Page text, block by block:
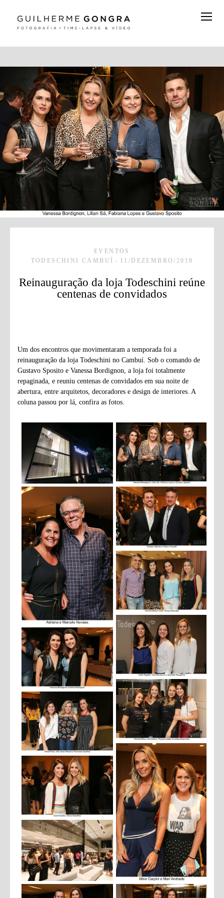
EVENTOS
TODESCHINI CAMBUÍ
11/DEZEMBRO/2018
Reinauguração da loja Todeschini reúne
centenas de convidados
Um dos encontros que movimentaram a temporada foi a
reinauguração da loja Todeschini no Cambuí. Sob o comando de
Gustavo Sposito e Vanessa Bordignon, a loja foi totalmente
repaginada, e reuniu centenas de convidados em sua noite de
abertura, entre arquitetos, decoradores e design de interiores. A
coluna passou por lá, confira as fotos.